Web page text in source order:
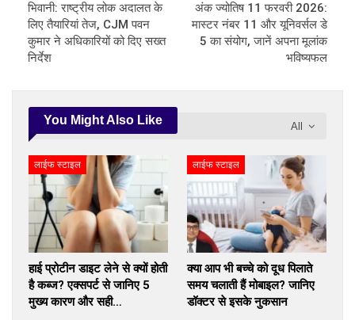
भिवानी: राष्ट्रीय लोक अदालत के
लिए तैयारियां तेज, CJM पवन
कुमार ने अधिकारियों को दिए सख्त
निर्देश
अंक ज्योतिष 11 फरवरी 2026:
मास्टर नंबर 11 और यूनिवर्सल डे
5 का संयोग, जानें अपना मूलांक
भविष्यफल
All
You Might Also Like
लाईफ स्टाइल
हाई प्रोटीन डाइट लेने से क्यों होती
है कब्ज? एक्सपर्ट से जानिए 5
मुख्य कारण और सही…
लाईफ स्टाइल
क्या आप भी बच्चे को दूध पिलाते
समय चलाती हैं मोबाइल? जानिए
डॉक्टर से इसके नुकसान